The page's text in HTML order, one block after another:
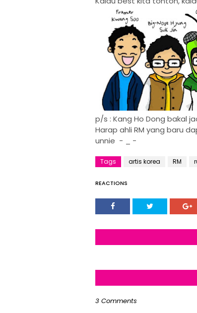
p/s : Kang Ho Dong bakal
Harap ahli RM yang baru
unnie - _ -
Tags artis korea RM
REACTIONS
3 Comments